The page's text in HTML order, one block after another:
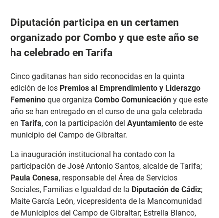
Diputación participa en un certamen
organizado por Combo y que este año se
ha celebrado en Tarifa
Cinco gaditanas han sido reconocidas en la quinta
edición de losPremios al Emprendimiento y Liderazgo
Femeninoque organiza Combo Comunicacióny que este
año se han entregado en el curso de una gala celebrada
en Tarifa, con la participación del Ayuntamientode este
municipio del Campo de Gibraltar.
La inauguración institucional ha contado con la
participación de José Antonio Santos, alcalde de Tarifa;
Paula Conesa, responsable del Área de Servicios
Sociales, Familias e Igualdad de la Diputación de Cádiz;
Maite García León, vicepresidenta de la Mancomunidad
de Municipios del Campo de Gibraltar; Estrella Blanco,